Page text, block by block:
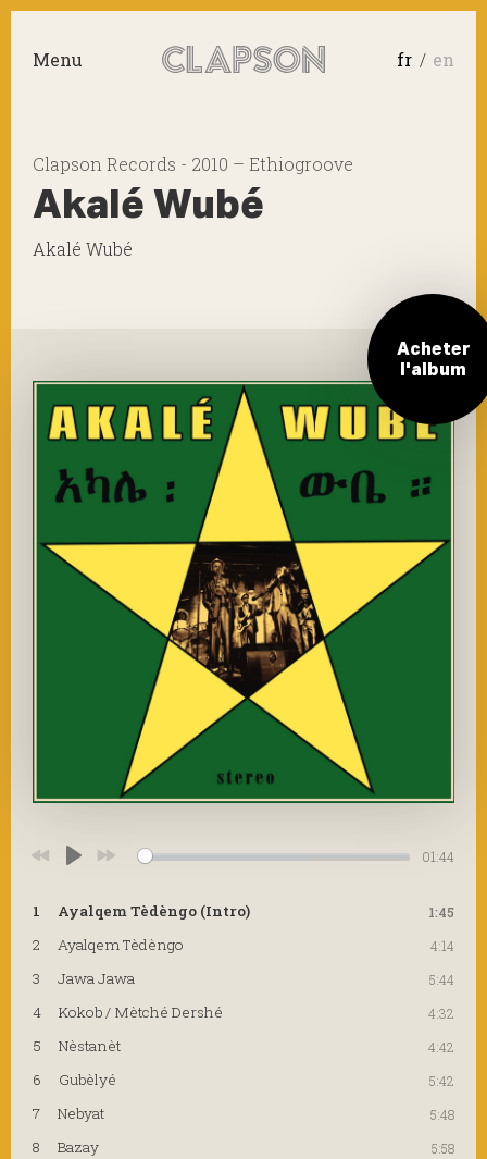
Menu fr en
Clapson Records - 2010 – Ethiogroove
Akalé Wubé
Akalé Wubé
Acheter
l'album
01:44
1 Ayalqem Tèdèngo (Intro) 1:45
2 Ayalqem Tèdèngo 4:14
3 Jawa Jawa 5:44
4 Kokob / Mètché Dershé 4:32
5 Nèstanèt 4:42
6 Gubèlyé 5:42
7 Nebyat 5:48
8 Bazay 5:58